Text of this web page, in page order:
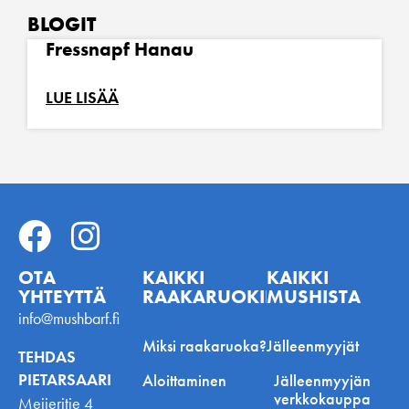
BLOGIT
Fressnapf Hanau
LUE LISÄÄ
OTA
YHTEYTTÄ
info@mushbarf.fi
TEHDAS
PIETARSAARI
Meijeritie 4
KAIKKI
RAAKARUOKINNASTA
Miksi raakaruoka?
Aloittaminen
KAIKKI
MUSHISTA
Jälleenmyyjät
Jälleenmyyjän
verkkokauppa